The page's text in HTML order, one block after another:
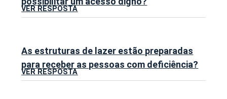
VER RESPOSTA
As estruturas de lazer estão preparadas
para receber as pessoas com deficiência?
VER RESPOSTA